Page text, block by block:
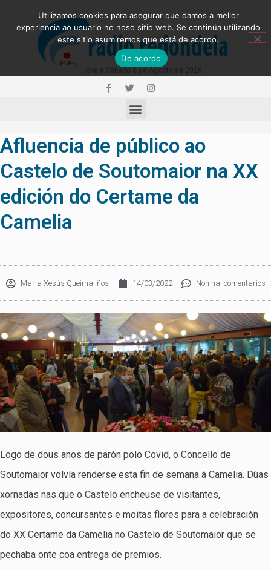
Afluencia de público ao
Castelo de Soutomaior na XX
edición do Certame da
Camelia
Maria Xesús Queimaliños 14/03/2022 Non hai comentarios
Logo de dous anos de parón polo Covid, o Concello de
Soutomaior volvía renderse esta fin de semana á Camelia. Dúas
xornadas nas que o Castelo encheuse de visitantes,
expositores, concursantes e moitas flores para a celebración
do XX Certame da Camelia no Castelo de Soutomaior que se
pechaba onte coa entrega de premios.
Utilizamos cookies para asegurar que damos a mellor
experiencia ao usuario no noso sitio web. Se continúa utilizando
este sitio asumiremos que está de acordo.
De acordo